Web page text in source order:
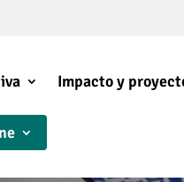
Impacto y